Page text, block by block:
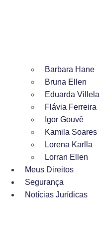
Barbara Hane
Bruna Ellen
Eduarda Villela
Flávia Ferreira
Igor Gouvê
Kamila Soares
Lorena Karlla
Lorran Ellen
Meus Direitos
Segurança
Notícias Jurídicas